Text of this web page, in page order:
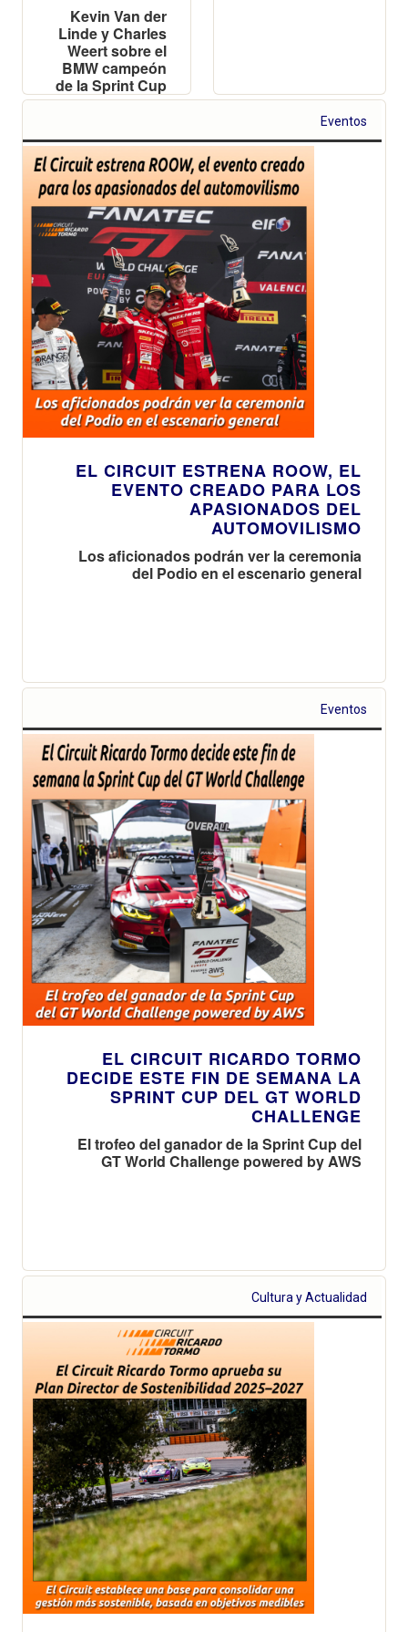
Kevin Van der
Linde y Charles
Weert sobre el
BMW campeón
de la Sprint Cup
Eventos
EL CIRCUIT ESTRENA ROOW, EL
EVENTO CREADO PARA LOS
APASIONADOS DEL
AUTOMOVILISMO
Los aficionados podrán ver la ceremonia
del Podio en el escenario general
Eventos
EL CIRCUIT RICARDO TORMO
DECIDE ESTE FIN DE SEMANA LA
SPRINT CUP DEL GT WORLD
CHALLENGE
El trofeo del ganador de la Sprint Cup del
GT World Challenge powered by AWS
Cultura y Actualidad